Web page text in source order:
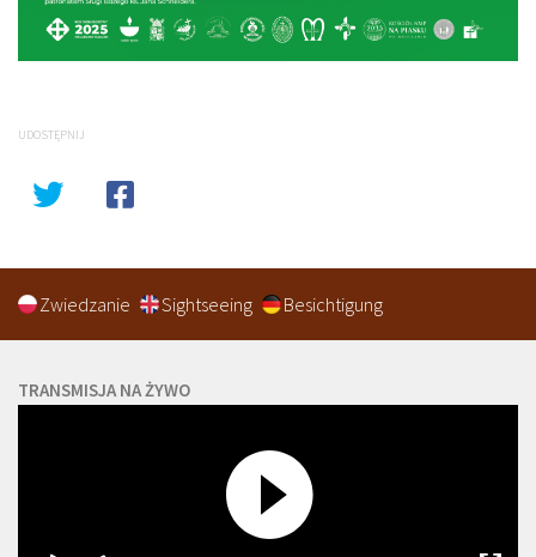
UDOSTĘPNIJ
Zwiedzanie Sightseeing Besichtigung
TRANSMISJA NA ŻYWO